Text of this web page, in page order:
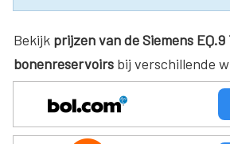
Bekijk prijzen van de Siemens
bonenreservoirs bij verschillende